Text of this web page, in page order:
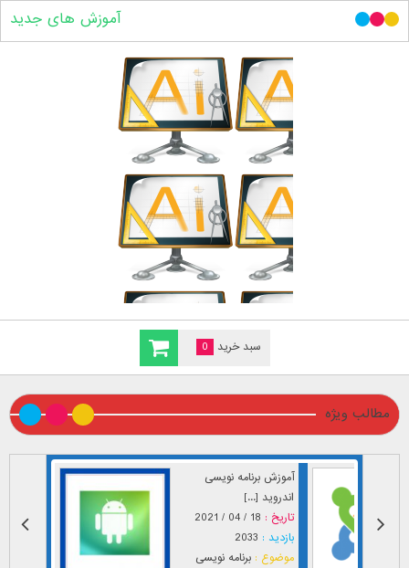
سبد خرید 0
آموزش های جدید
مطالب ویژه
آموزش برنامه نویسی
اندروید [...]
تاریخ : 18 / 04 / 2021
بازدید : 2033
موضوع : برنامه نویسی